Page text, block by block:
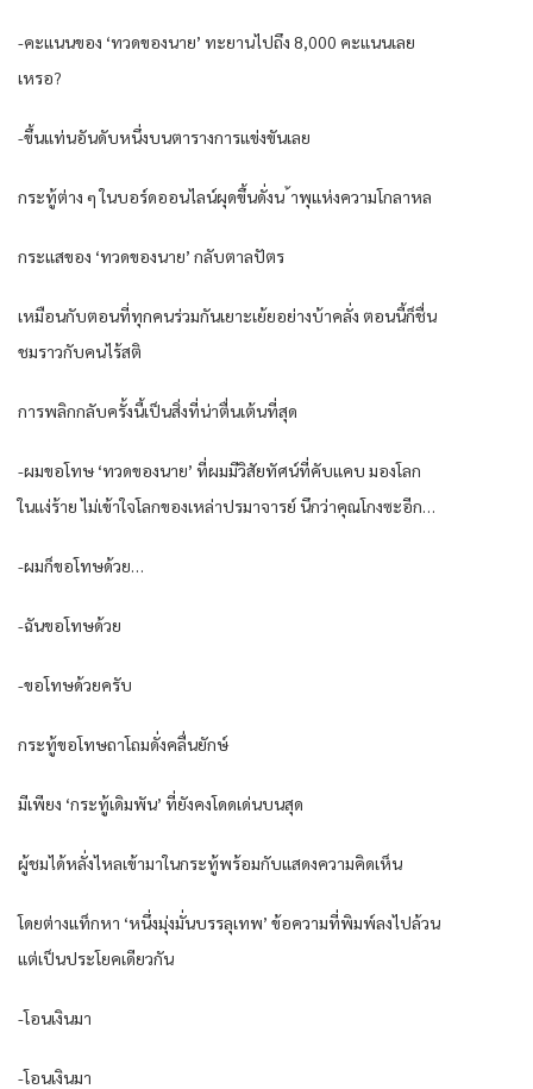
-คะแนนของ ‘ทวดของนาย’ ทะยานไปถึง 8,000 คะแนนเลย
เหรอ?
-ขึ้นแท่นอันดับหนึ่งบนตารางการแข่งขันเลย
กระทู้ต่าง ๆ ในบอร์ดออนไลน์ผุดขึ้นดั่งน ้าพุแห่งความโกลาหล
กระแสของ ‘ทวดของนาย’ กลับตาลปัตร
เหมือนกับตอนที่ทุกคนร่วมกันเยาะเย้ยอย่างบ้าคลั่ง ตอนนี้ก็ชื่น
ชมราวกับคนไร้สติ
การพลิกกลับครั้งนี้เป็นสิ่งที่น่าตื่นเต้นที่สุด
-ผมขอโทษ ‘ทวดของนาย’ ที่ผมมีวิสัยทัศน์ที่คับแคบ มองโลก
ในแง่ร้าย ไม่เข้าใจโลกของเหล่าปรมาจารย์ นึกว่าคุณโกงซะอีก…
-ผมก็ขอโทษด้วย…
-ฉันขอโทษด้วย
-ขอโทษด้วยครับ
กระทู้ขอโทษถาโถมดั่งคลื่นยักษ์
มีเพียง ‘กระทู้เดิมพัน’ ที่ยังคงโดดเด่นบนสุด
ผู้ชมได้หลั่งไหลเข้ามาในกระทู้พร้อมกับแสดงความคิดเห็น
โดยต่างแท็กหา ‘หนึ่งมุ่งมั่นบรรลุเทพ’ ข้อความที่พิมพ์ลงไปล้วน
แต่เป็นประโยคเดียวกัน
-โอนเงินมา
-โอนเงินมา